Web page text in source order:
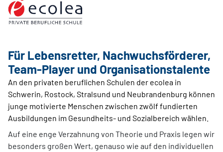
Für Lebensretter, Nachwuchsförderer,
Team-Player und Organisationstalente
An den privaten beruflichen Schulen der ecolea in
Schwerin, Rostock, Stralsund und Neubrandenburg können
junge motivierte Menschen zwischen zwölf fundierten
Ausbildungen im Gesundheits- und Sozialbereich wählen.
Auf eine enge Verzahnung von Theorie und Praxis legen wir
besonders großen Wert, genauso wie auf den individuellen